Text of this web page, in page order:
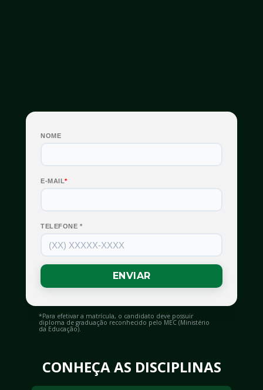
*Para efetivar a matrícula, o candidato deve possuir
diploma de graduação reconhecido pelo MEC (Ministério
da Educação).
CONHEÇA AS DISCIPLINAS